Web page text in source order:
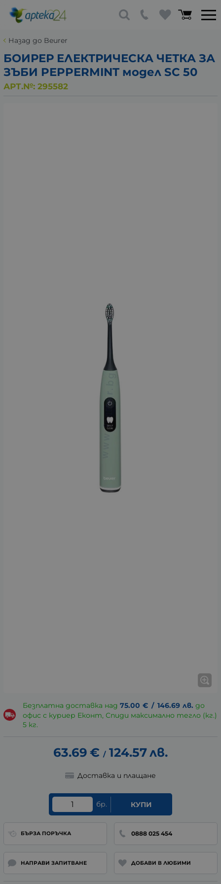
Назад до Beurer
БОИРЕР ЕЛЕКТРИЧЕСКА ЧЕТКА ЗА
ЗЪБИ PEPPERMINT модел SC 50
АРТ.№: 295582
Безплатна доставка над 75.00 € / 146.69 лв. до
офис с куриер Еконт, Спиди максимално тегло (кг.)
5 кг.
63.69 € / 124.57лв.
Доставка и плащане
бр. КУПИ
БЪРЗА ПОРЪЧКА 0888 025 454
НАПРАВИ ЗАПИТВАНЕ ДОБАВИ В ЛЮБИМИ